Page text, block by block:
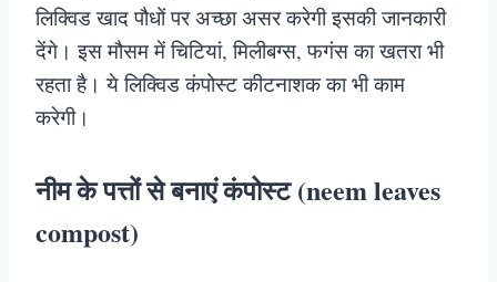
लिक्विड खाद पौधों पर अच्छा असर करेगी इसकी जानकारी
देंगे। इस मौसम में चिटियां, मिलीबग्स, फगंस का खतरा भी
रहता है। ये लिक्विड कंपोस्ट कीटनाशक का भी काम
करेगी।
नीम के पत्तों से बनाएं कंपोस्ट (neem leaves
compost)